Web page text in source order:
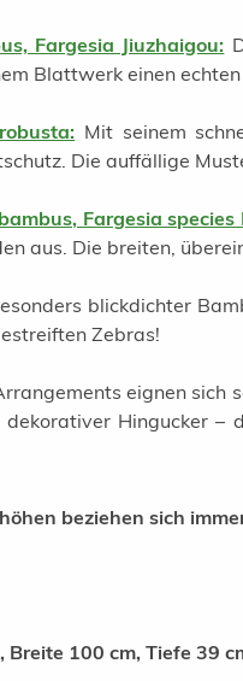
Fargesia Jiuzhaigou:
Blattwerk einen
Mit seinem
Die auffällige
Fargesia species
aus. Die breiten,
blickdichter
Zebras!
eignen sich
Hingucker –
beziehen sich
Breite 100 cm, Tiefe 39